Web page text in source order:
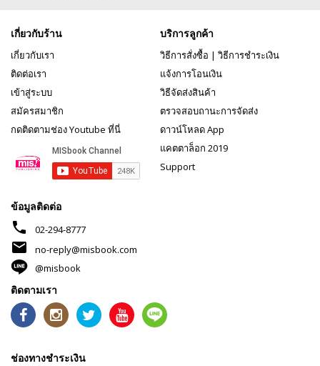
เกี่ยวกับร้าน
เกี่ยวกับเรา
ติดต่อเรา
เข้าสู่ระบบ
สมัครสมาชิก
กดติดตามช่อง Youtube ที่นี่
บริการลูกค้า
วิธีการสั่งซื้อ | วิธีการชำระเงิน
แจ้งการโอนเงิน
วิธีจัดส่งสินค้า
ตรวจสอบถานะการจัดส่ง
ดาวน์โหลด App
แคตตาล็อก 2019
Support
ข้อมูลติดต่อ
phone 02-294-8777
mail
no-reply@misbook.com
@misbook
ติดตามเรา
ช่องทางชำระเงิน